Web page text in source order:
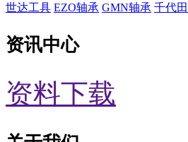
世达工具 EZO轴承 GMN轴承 千代
资讯中心
资料下载